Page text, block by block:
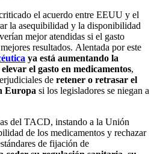
el acuerdo entre EEUU y el
la asequibilidad y la disponibilidad
mejor atendidas si el gasto
resultados. Alentada por este
ya está aumentando la
el gasto en medicamentos,
de retener o retrasar el
Europa si los legisladores se niegan a
del TACD, instando a la Unión
de los medicamentos y rechazar
de fijación de